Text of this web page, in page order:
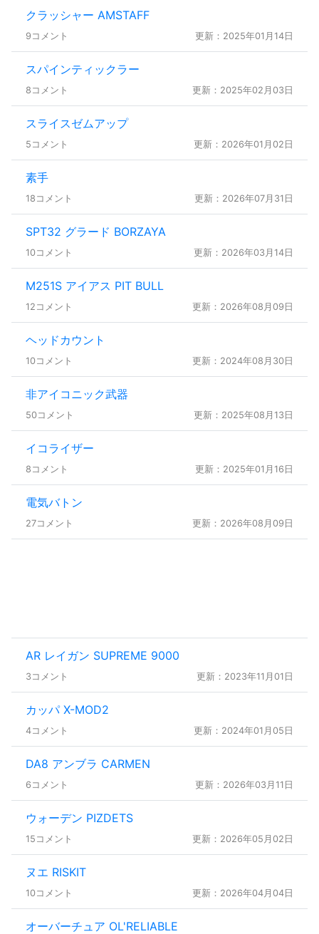
クラッシャー AMSTAFF
9コメント 更新：2025年01月14日
スパインティックラー
8コメント 更新：2025年02月03日
スライスゼムアップ
5コメント 更新：2026年01月02日
素手
18コメント 更新：2026年07月31日
SPT32 グラード BORZAYA
10コメント 更新：2026年03月14日
M251S アイアス PIT BULL
12コメント 更新：2026年08月09日
ヘッドカウント
10コメント 更新：2024年08月30日
非アイコニック武器
50コメント 更新：2025年08月13日
イコライザー
8コメント 更新：2025年01月16日
電気バトン
27コメント 更新：2026年08月09日
AR レイガン SUPREME 9000
3コメント 更新：2023年11月01日
カッパ X-MOD2
4コメント 更新：2024年01月05日
DA8 アンブラ CARMEN
6コメント 更新：2026年03月11日
ウォーデン PIZDETS
15コメント 更新：2026年05月02日
ヌエ RISKIT
10コメント 更新：2026年04月04日
オーバーチュア OL'RELIABLE